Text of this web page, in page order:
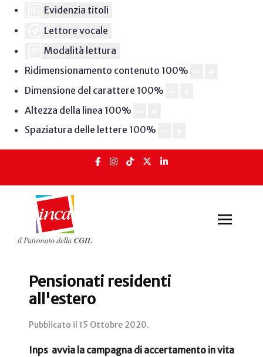
Evidenzia titoli
Lettore vocale
Modalità lettura
Ridimensionamento contenuto 100%
Dimensione del carattere 100%
Altezza della linea 100%
Spaziatura delle lettere 100%
Pensionati residenti
all'estero
Pubblicato il 15 Ottobre 2020.
Inps avvia la campagna di accertamento in vita